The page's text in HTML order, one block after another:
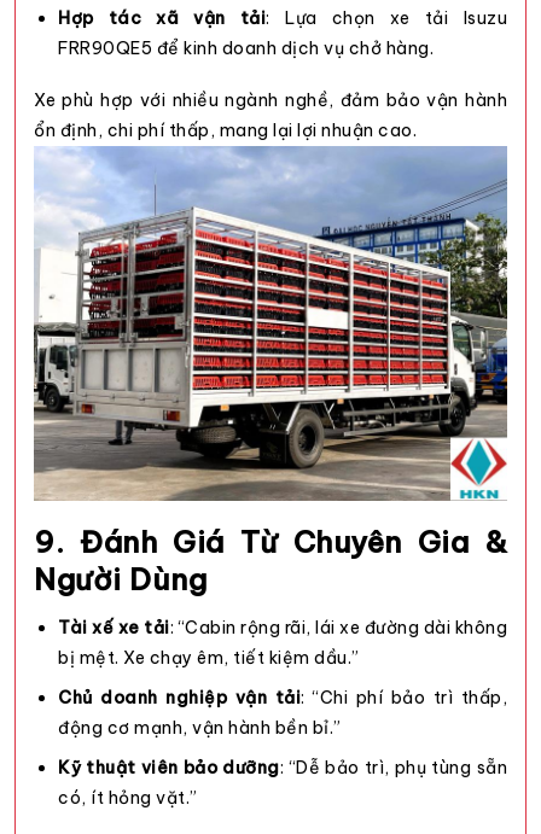
Hợp tác xã vận tải: Lựa chọn xe tải Isuzu
FRR90QE5 để kinh doanh dịch vụ chở hàng.
Xe phù hợp với nhiều ngành nghề, đảm bảo vận hành
ổn định, chi phí thấp, mang lại lợi nhuận cao.
9. Đánh Giá Từ Chuyên Gia &
Người Dùng
Tài xế xe tải: “Cabin rộng rãi, lái xe đường dài không
bị mệt. Xe chạy êm, tiết kiệm dầu.”
Chủ doanh nghiệp vận tải: “Chi phí bảo trì thấp,
động cơ mạnh, vận hành bền bỉ.”
Kỹ thuật viên bảo dưỡng: “Dễ bảo trì, phụ tùng sẵn
có, ít hỏng vặt.”